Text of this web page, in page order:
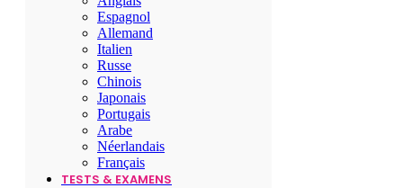
Espagnol
Allemand
Italien
Russe
Chinois
Japonais
Portugais
Arabe
Néerlandais
Français
TESTS & EXAMENS